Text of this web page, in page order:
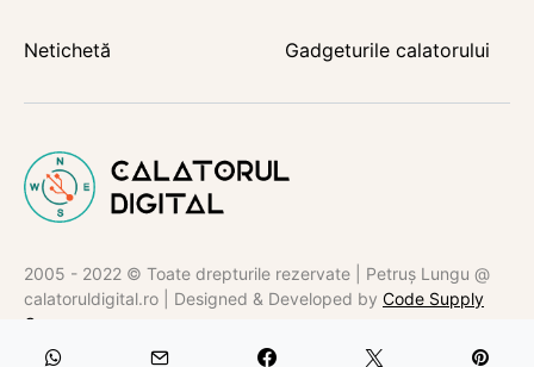
Netichetă Gadgeturile calatorului
2005 - 2022 © Toate drepturile rezervate | Petruș Lungu @
calatoruldigital.ro | Designed & Developed by Code Supply
Co.